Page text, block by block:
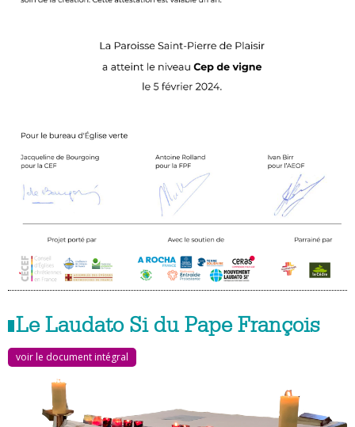
Le Laudato Si du Pape François
voir le document intégral